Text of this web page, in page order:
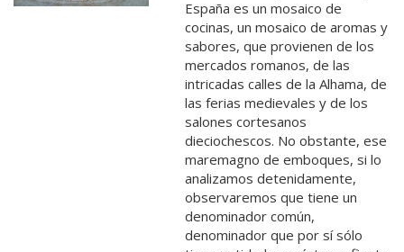
España es un mosaico de
cocinas, un mosaico de aromas y
sabores, que provienen de los
mercados romanos, de las
intricadas calles de la Alhama, de
las ferias medievales y de los
salones cortesanos
dieciochescos. No obstante, ese
maremagno de emboques, si lo
analizamos detenidamente,
observaremos que tiene un
denominador común,
denominador que por sí sólo